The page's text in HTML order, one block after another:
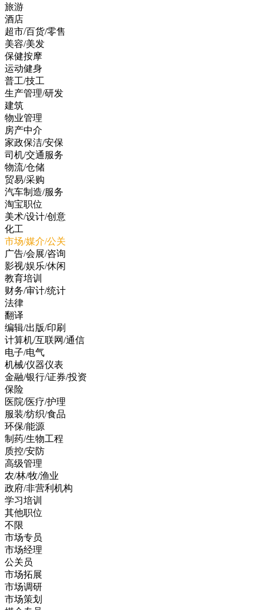
旅游
酒店
超市/百货/零售
美容/美发
保健按摩
运动健身
普工/技工
生产管理/研发
建筑
物业管理
房产中介
家政保洁/安保
司机/交通服务
物流/仓储
贸易/采购
汽车制造/服务
淘宝职位
美术/设计/创意
化工
市场/媒介/公关
广告/会展/咨询
影视/娱乐/休闲
教育培训
财务/审计/统计
法律
翻译
编辑/出版/印刷
计算机/互联网/通信
电子/电气
机械/仪器仪表
金融/银行/证券/投资
保险
医院/医疗/护理
服装/纺织/食品
环保/能源
制药/生物工程
质控/安防
高级管理
农/林/牧/渔业
政府/非营利机构
学习培训
其他职位
不限
市场专员
市场经理
公关员
市场拓展
市场调研
市场策划